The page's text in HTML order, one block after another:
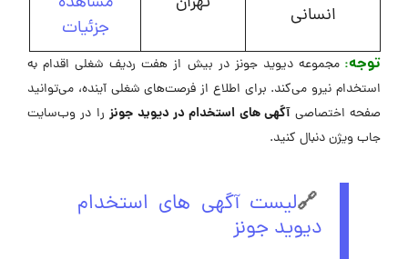
انسانی
جزئیات
توجه:مجموعه دیوید جونز در بیش از هفت ردیف شغلی اقدام به
استخدام نیرو می‌کند. برای اطلاع از فرصت‌های شغلی آینده، می‌توانید
صفحه اختصاصیآگهی های استخدام در دیوید جونزرا در وب‌سایت
جاب ویژن دنبال کنید.
🔗لیست آگهی های استخدام
دیوید جونز